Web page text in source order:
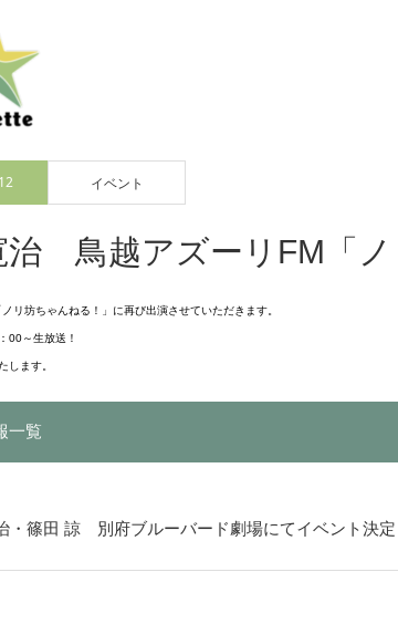
イベント
治 鳥越アズーリFM「ノ
リ坊ちゃんねる！」に再び出演させていただきます。
00～生放送！
します。
一覧
・篠田 諒 別府ブルーバード劇場にてイベント決定